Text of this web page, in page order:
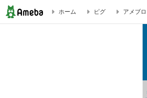
ホーム ピグ アメブロ